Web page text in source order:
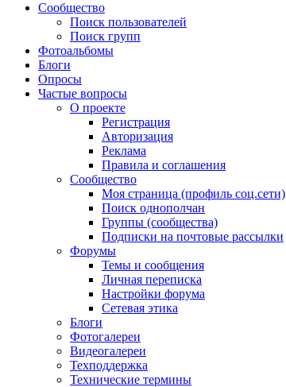
Сообщество
Поиск пользователей
Поиск групп
Фотоальбомы
Блоги
Опросы
Частые вопросы
О проекте
Регистрация
Авторизация
Реклама
Правила и соглашения
Сообщество
Моя страница (профиль соц.сети)
Поиск однополчан
Группы (сообщества)
Подписки на почтовые рассылки
Форумы
Темы и сообщения
Личная переписка
Настройки форума
Сетевая этика
Блоги
Фотогалереи
Видеогалереи
Техподдержка
Технические термины